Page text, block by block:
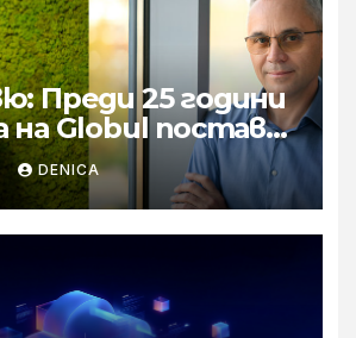
Преди 25 години
на Globul постави
на реалната
в сектора
DENICA